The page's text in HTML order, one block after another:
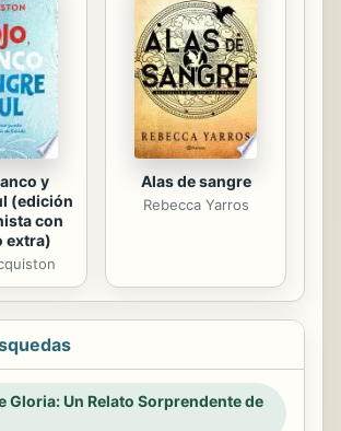
y
(edición
con
extra)
Alas de sangre
Rebecca Yarros
Gloria: Un Relato Sorprendente de